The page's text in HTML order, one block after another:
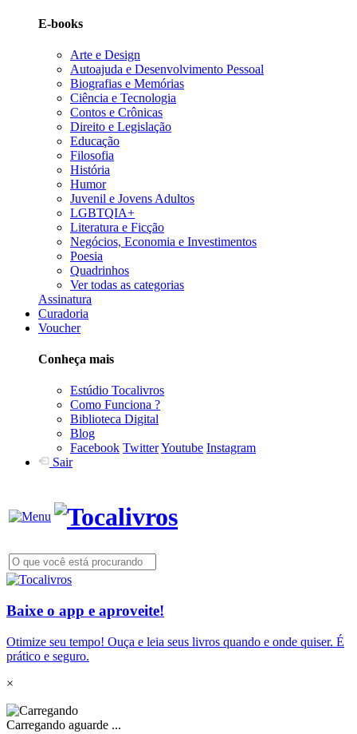
E-books
Arte e Design
Autoajuda e Desenvolvimento Pessoal
Biografias e Memórias
Ciência e Tecnologia
Contos e Crônicas
Direito e Legislação
Educação
Filosofia
História
Humor
Juvenil e Jovens Adultos
LGBTQIA+
Literatura e Ficção
Negócios, Economia e Investimentos
Poesia
Quadrinhos
Ver todas as categorias
Assinatura
Curadoria
Voucher
Conheça mais
Estúdio Tocalivros
Como Funciona ?
Biblioteca Digital
Blog
Facebook TwitterYoutube Instagram
Sair
Baixe o app e aproveite!
Otimize seu tempo! Ouça e leia seus livros quando e onde quiser. É
prático e seguro.
×
Carregando aguarde ...